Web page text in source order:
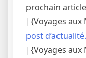
prochain
|{Voyages aux
post d’actualité.
|{Voyages aux